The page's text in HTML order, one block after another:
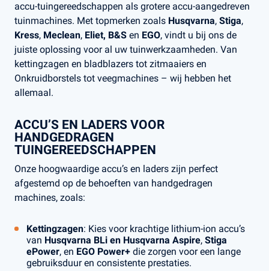
accu-tuingereedschappen als grotere accu-aangedreven
tuinmachines. Met topmerken zoals Husqvarna, Stiga,
Kress, Meclean, Eliet, B&S en EGO, vindt u bij ons de
juiste oplossing voor al uw tuinwerkzaamheden. Van
kettingzagen en bladblazers tot zitmaaiers en
Onkruidborstels tot veegmachines – wij hebben het
allemaal.
ACCU’S EN LADERS VOOR
HANDGEDRAGEN
TUINGEREEDSCHAPPEN
Onze hoogwaardige accu’s en laders zijn perfect
afgestemd op de behoeften van handgedragen
machines, zoals:
Kettingzagen: Kies voor krachtige lithium-ion accu’s
van Husqvarna BLi en Husqvarna Aspire, Stiga
ePower, en EGO Power+ die zorgen voor een lange
gebruiksduur en consistente prestaties.